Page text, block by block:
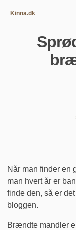
Kinna.dk
Når man finder en
man hvert år er
finde den, så er
bloggen.
Brændte mandler